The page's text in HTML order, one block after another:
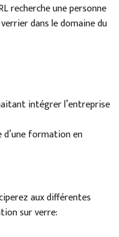
recherche une personne
dans le domaine du
intégrer l’entreprise
d’une formation en
aux différentes
sur verre: